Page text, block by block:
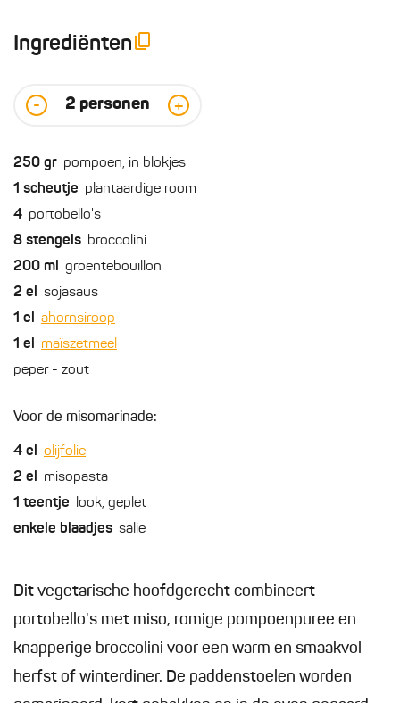
Ingrediënten
- 2 personen +
250 gr pompoen, in blokjes
1 scheutje plantaardige room
4 portobello's
8 stengels broccolini
200 ml groentebouillon
2 el sojasaus
1 el ahornsiroop
1 el maïszetmeel
peper - zout
Voor de misomarinade:
4 el olijfolie
2 el misopasta
1 teentje look, geplet
enkele blaadjes salie
Dit vegetarische hoofdgerecht combineert
portobello's met miso, romige pompoenpuree en
knapperige broccolini voor een warm en smaakvol
herfst of winterdiner. De paddenstoelen worden